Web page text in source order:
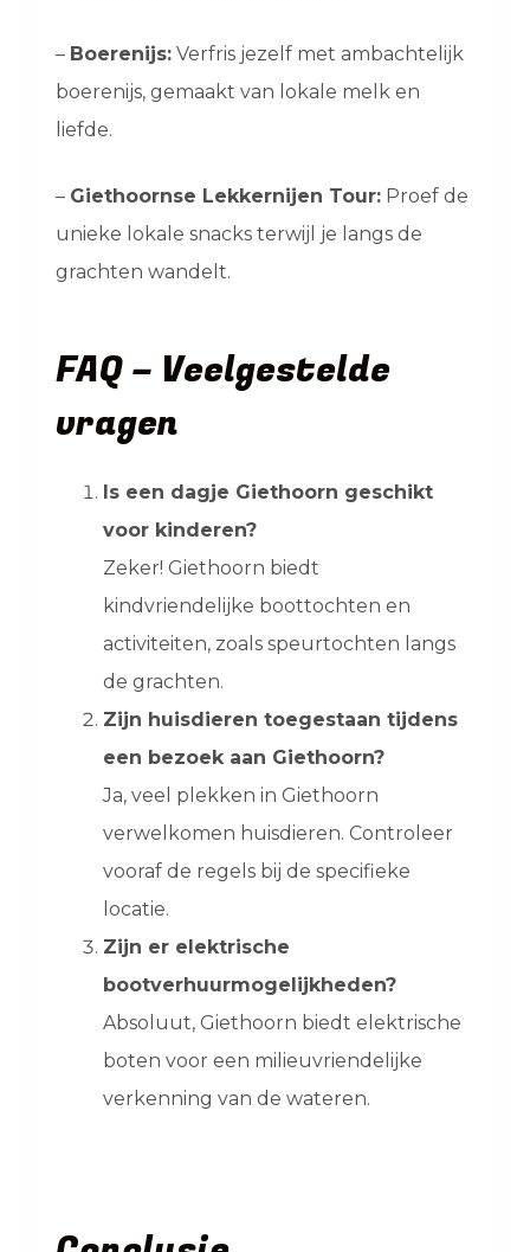
– Boerenijs:Verfris jezelf met ambachtelijk
boerenijs, gemaakt van lokale melk en
liefde.
– Giethoornse Lekkernijen Tour:Proef de
unieke lokale snacks terwijl je langs de
grachten wandelt.
FAQ – Veelgestelde
vragen
Is een dagje Giethoorn geschikt
voor kinderen?
Zeker! Giethoorn biedt
kindvriendelijke boottochten en
activiteiten, zoals speurtochten langs
de grachten.
Zijn huisdieren toegestaan tijdens
een bezoek aan Giethoorn?
Ja, veel plekken in Giethoorn
verwelkomen huisdieren. Controleer
vooraf de regels bij de specifieke
locatie.
Zijn er elektrische
bootverhuurmogelijkheden?
Absoluut, Giethoorn biedt elektrische
boten voor een milieuvriendelijke
verkenning van de wateren.